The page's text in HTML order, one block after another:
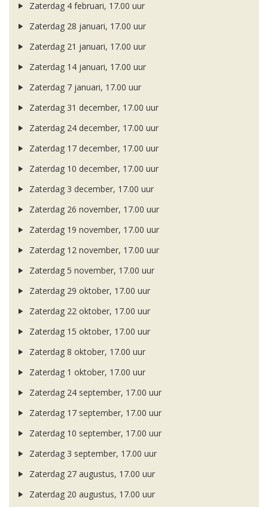
Zaterdag 4 februari, 17.00 uur
Zaterdag 28 januari, 17.00 uur
Zaterdag 21 januari, 17.00 uur
Zaterdag 14 januari, 17.00 uur
Zaterdag 7 januari, 17.00 uur
Zaterdag 31 december, 17.00 uur
Zaterdag 24 december, 17.00 uur
Zaterdag 17 december, 17.00 uur
Zaterdag 10 december, 17.00 uur
Zaterdag 3 december, 17.00 uur
Zaterdag 26 november, 17.00 uur
Zaterdag 19 november, 17.00 uur
Zaterdag 12 november, 17.00 uur
Zaterdag 5 november, 17.00 uur
Zaterdag 29 oktober, 17.00 uur
Zaterdag 22 oktober, 17.00 uur
Zaterdag 15 oktober, 17.00 uur
Zaterdag 8 oktober, 17.00 uur
Zaterdag 1 oktober, 17.00 uur
Zaterdag 24 september, 17.00 uur
Zaterdag 17 september, 17.00 uur
Zaterdag 10 september, 17.00 uur
Zaterdag 3 september, 17.00 uur
Zaterdag 27 augustus, 17.00 uur
Zaterdag 20 augustus, 17.00 uur